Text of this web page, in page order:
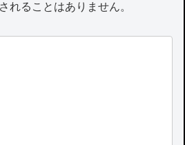
れることはありません。